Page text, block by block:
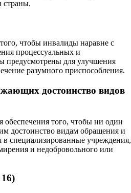
страны.
чтобы инвалиды наравне с
процессуальных и
предусмотрены для улучшения
разумного приспособления.
достоинство видов
того, чтобы ни один
достоинство видам обращения и
специализированные учреждения,
и недобровольного или